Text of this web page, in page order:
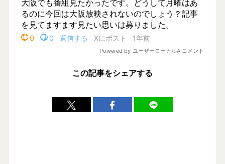
この記事をシェアする